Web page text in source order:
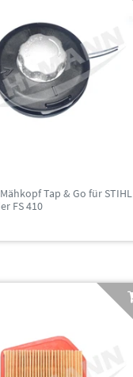
Tap & Go für STIHL
FS 410